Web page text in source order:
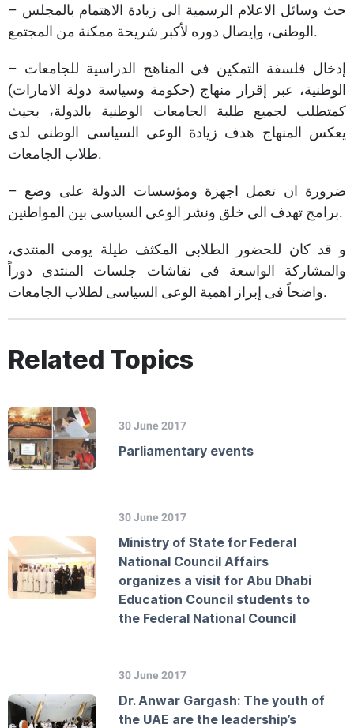
– حث وسائل الاعلام الرسمية الى زيادة الاهتمام بالمجلس
الوطنى، وإيصال دوره لأكبر شريحة ممكنة من المجتمع.
– إدخال فلسفة التمكين فى المناهج الدراسية للجامعات
الوطنية، عبر إقرار منهاج (حكومة وسياسة دولة الامارات)
كمتطلب لجميع طلبة الجامعات الوطنية بالدولة، بحيث
يعكس المنهاج هدف زيادة الوعى السياسى الوطنى لدى
طلاب الجامعات.
– ضرورة ان تعمل اجهزة ومؤسسات الدولة على وضع
برامج تهدف الى خلق ونشر الوعى السياسى بين المواطنين.
و قد كان للحضور الطلابى المكثف طيلة يومى المنتدى،
والمشاركة الواسعة فى نقاشات جلسات المنتدى دوراً
واضحاً فى إبراز اهمية الوعى السياسى لطلاب الجامعات.
Related Topics
30 June 2017
Parliamentary events
30 June 2017
Ministry of State for Federal
National Council Affairs
organizes a visit for Abu Dhabi
Education Council students to
the Federal National Council
30 June 2017
Dr. Anwar Gargash: The youth of
the UAE are the leadership’s